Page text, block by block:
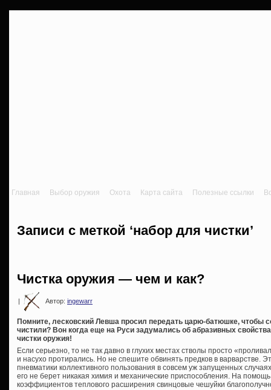
Главная Выбор оружия Охота Карта сайта Полезные ссылки
Записи с меткой ‘набор для чистки’
Чистка оружия — чем и как?
| Автор: ingewarr
Помните, лесковский Левша просил передать царю-батюшке, чтобы
чистили? Вон когда еще на Руси задумались об абразивных
чистки оружия!
Если серьезно, то не так давно в глухих местах стволы просто
и насухо протирались. Но не спешите обвинять предков в варварстве.
пневматики коллективного пользования в совсем уж запущенных
его не берет никакая химия и механические приспособления. На
коэффициентов теплового расширения свинцовые чешуйки